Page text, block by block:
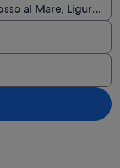
al Mare, Liguria,